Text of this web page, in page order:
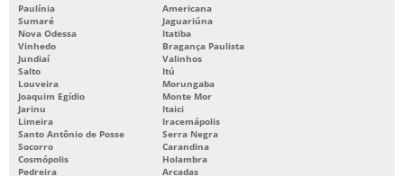
REPARO DE MOTORES ELÉTRICOS
SERVIÇOS DE BOMBAS
Paulínia
Americana
Sumaré
Jaguariúna
Nova Odessa
Itatiba
Vinhedo
Bragança Paulista
Jundiaí
Valinhos
Salto
Itú
Louveira
Morungaba
Joaquim Egídio
Monte Mor
Jarinu
Itaici
Limeira
Iracemápolis
Santo Antônio de Posse
Serra Negra
Socorro
Carandina
Cosmópolis
Holambra
Pedreira
Arcadas